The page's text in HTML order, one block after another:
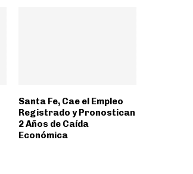
Santa Fe, Cae el Empleo
Registrado y Pronostican
2 Años de Caída
Económica